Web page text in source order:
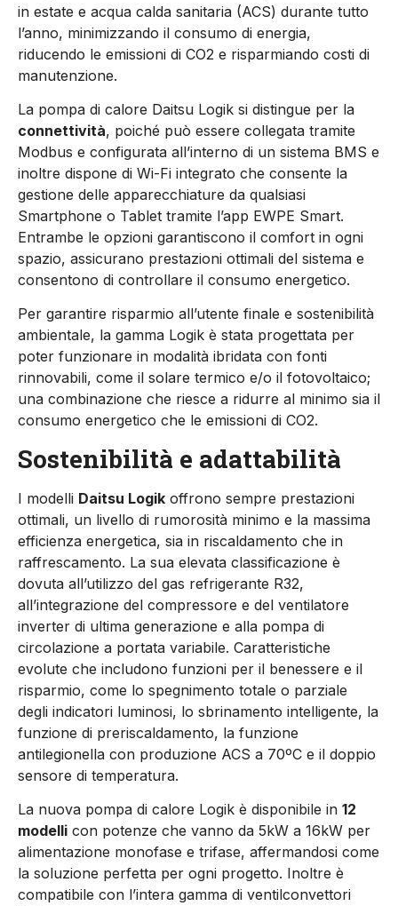
in estate e acqua calda sanitaria (ACS) durante tutto
l’anno, minimizzando il consumo di energia,
riducendo le emissioni di CO2 e risparmiando costi di
manutenzione.
La pompa di calore Daitsu Logik si distingue per la
connettività, poiché può essere collegata tramite
Modbus e configurata all’interno di un sistema BMS e
inoltre dispone di Wi-Fi integrato che consente la
gestione delle apparecchiature da qualsiasi
Smartphone o Tablet tramite l’app EWPE Smart.
Entrambe le opzioni garantiscono il comfort in ogni
spazio, assicurano prestazioni ottimali del sistema e
consentono di controllare il consumo energetico.
Per garantire risparmio all’utente finale e sostenibilità
ambientale, la gamma Logik è stata progettata per
poter funzionare in modalità ibridata con fonti
rinnovabili, come il solare termico e/o il fotovoltaico;
una combinazione che riesce a ridurre al minimo sia il
consumo energetico che le emissioni di CO2.
Sostenibilità e adattabilità
I modelli Daitsu Logik offrono sempre prestazioni
ottimali, un livello di rumorosità minimo e la massima
efficienza energetica, sia in riscaldamento che in
raffrescamento. La sua elevata classificazione è
dovuta all’utilizzo del gas refrigerante R32,
all’integrazione del compressore e del ventilatore
inverter di ultima generazione e alla pompa di
circolazione a portata variabile. Caratteristiche
evolute che includono funzioni per il benessere e il
risparmio, come lo spegnimento totale o parziale
degli indicatori luminosi, lo sbrinamento intelligente, la
funzione di preriscaldamento, la funzione
antilegionella con produzione ACS a 70ºC e il doppio
sensore di temperatura.
La nuova pompa di calore Logik è disponibile in 12
modelli con potenze che vanno da 5kW a 16kW per
alimentazione monofase e trifase, affermandosi come
la soluzione perfetta per ogni progetto. Inoltre è
compatibile con l’intera gamma di ventilconvettori